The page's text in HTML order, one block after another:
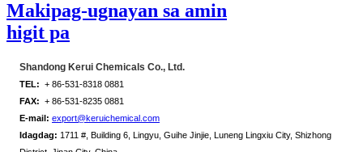
Makipag-ugnayan sa amin
higit pa
Shandong Kerui Chemicals Co., Ltd.
TEL: + 86-531-8318 0881
FAX: + 86-531-8235 0881
E-mail: export@keruichemical.com
Idagdag: 1711 #, Building 6, Lingyu, Guihe Jinjie, Luneng Lingxiu City, Shizhong